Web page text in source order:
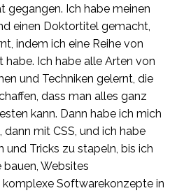
gegangen. Ich habe meinen
einen Doktortitel gemacht,
indem ich eine Reihe von
habe. Ich habe alle Arten von
und Techniken gelernt, die
dass man alles ganz
kann. Dann habe ich mich
mit CSS, und ich habe
und Tricks zu stapeln, bis ich
Websites
Softwarekonzepte in